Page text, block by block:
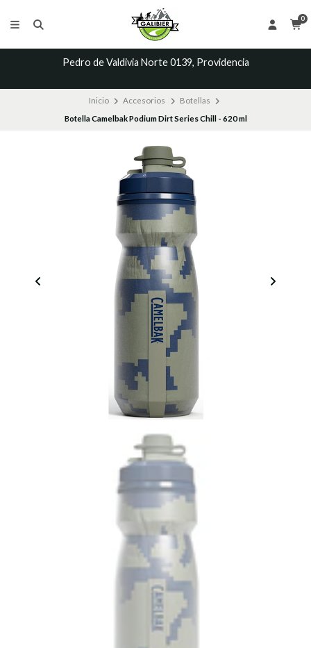
0
Pedro de Valdivia Norte 0139, Providencia
Inicio Accesorios
Botellas
Botella Camelbak Podium Dirt Series Chill - 620 ml